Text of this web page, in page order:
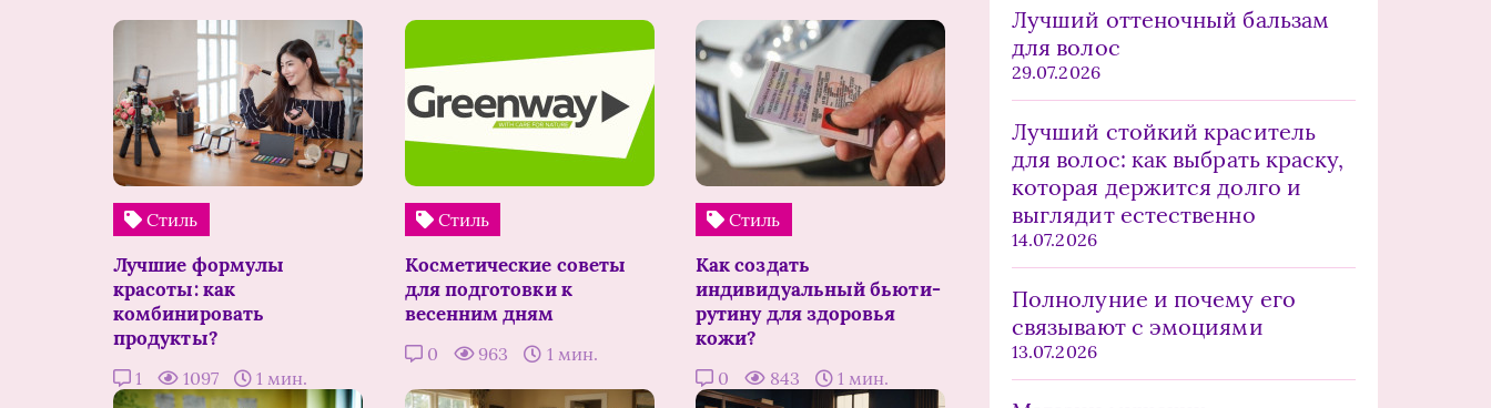
Стиль
Лучшие формулы
красоты: как
комбинировать
продукты?
1 1097 1 мин.
Стиль
Косметические советы
для подготовки к
весенним дням
0 963 1 мин.
Стиль
Как создать
индивидуальный бьюти-
рутину для здоровья
кожи?
0 843 1 мин.
Лучший оттеночный бальзам
для волос
29.07.2026
Лучший стойкий краситель
для волос: как выбрать краску,
которая держится долго и
выглядит естественно
14.07.2026
Полнолуние и почему его
связывают с эмоциями
13.07.2026